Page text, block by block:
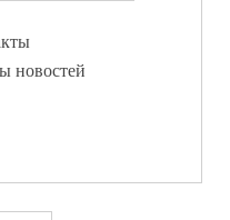
новостей